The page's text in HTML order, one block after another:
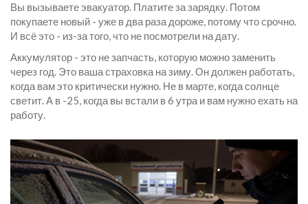
Вы вызываете эвакуатор. Платите за зарядку. Потом
покупаете новый - уже в два раза дороже, потому что срочно.
И всё это - из-за того, что не посмотрели на дату.
Аккумулятор - это не запчасть, которую можно заменить
через год. Это ваша страховка на зиму. Он должен работать,
когда вам это критически нужно. Не в марте, когда солнце
светит. А в -25, когда вы встали в 6 утра и вам нужно ехать на
работу.